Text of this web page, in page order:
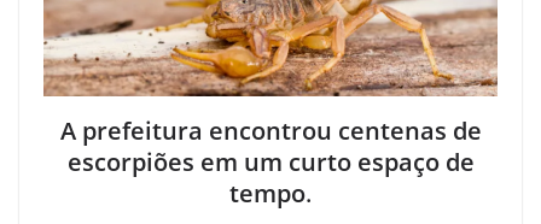
A prefeitura encontrou centenas de
escorpiões em um curto espaço de
tempo.